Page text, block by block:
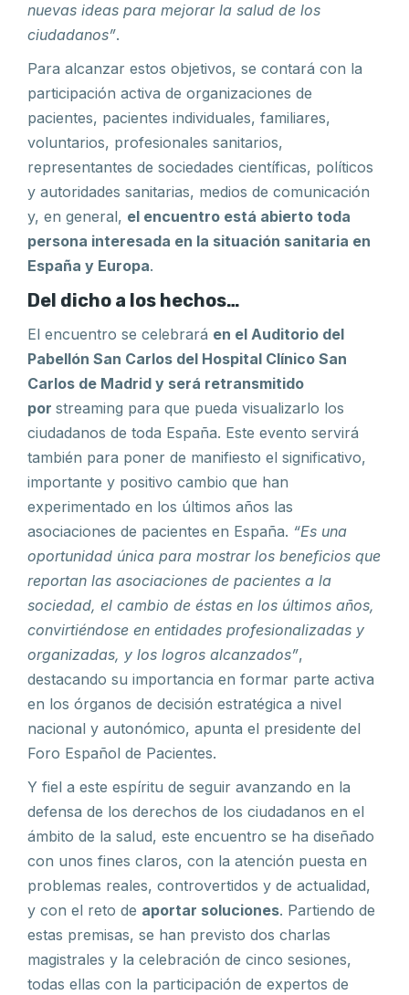
nuevas ideas para mejorar la salud de los
ciudadanos”.
Para alcanzar estos objetivos, se contará con la
participación activa de organizaciones de
pacientes, pacientes individuales, familiares,
voluntarios, profesionales sanitarios,
representantes de sociedades científicas, políticos
y autoridades sanitarias, medios de comunicación
y, en general, el encuentro está abierto toda
persona interesada en la situación sanitaria en
España y Europa.
Del dicho a los hechos…
El encuentro se celebrará en el Auditorio del
Pabellón San Carlos del Hospital Clínico San
Carlos de Madrid y será retransmitido
por streaming para que pueda visualizarlo los
ciudadanos de toda España. Este evento servirá
también para poner de manifiesto el significativo,
importante y positivo cambio que han
experimentado en los últimos años las
asociaciones de pacientes en España. “Es una
oportunidad única para mostrar los beneficios que
reportan las asociaciones de pacientes a la
sociedad, el cambio de éstas en los últimos años,
convirtiéndose en entidades profesionalizadas y
organizadas, y los logros alcanzados”,
destacando su importancia en formar parte activa
en los órganos de decisión estratégica a nivel
nacional y autonómico, apunta el presidente del
Foro Español de Pacientes.
Y fiel a este espíritu de seguir avanzando en la
defensa de los derechos de los ciudadanos en el
ámbito de la salud, este encuentro se ha diseñado
con unos fines claros, con la atención puesta en
problemas reales, controvertidos y de actualidad,
y con el reto de aportar soluciones. Partiendo de
estas premisas, se han previsto dos charlas
magistrales y la celebración de cinco sesiones,
todas ellas con la participación de expertos de